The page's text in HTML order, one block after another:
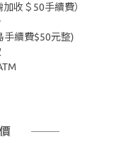
收＄50手續費）
手續費$50元整)